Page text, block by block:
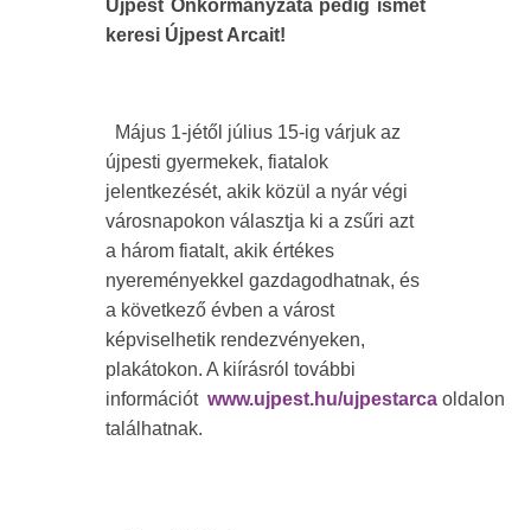
Újpest Önkormányzata pedig ismét
keresi Újpest Arcait!
Május 1-jétől július 15-ig várjuk az
újpesti gyermekek, fiatalok
jelentkezését, akik közül a nyár végi
városnapokon választja ki a zsűri azt
a három fiatalt, akik értékes
nyereményekkel gazdagodhatnak, és
a következő évben a várost
képviselhetik rendezvényeken,
plakátokon. A kiírásról további
információt www.ujpest.hu/ujpestarca oldalon
találhatnak.